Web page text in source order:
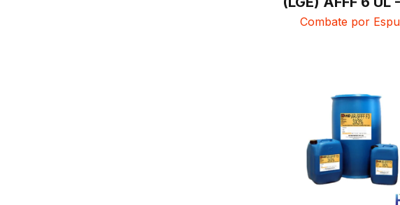
Combate por